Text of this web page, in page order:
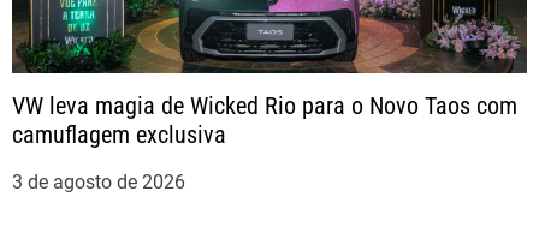
VW leva magia de Wicked Rio para o Novo Taos com
camuflagem exclusiva
3 de agosto de 2026